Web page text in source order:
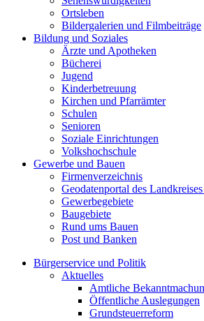
Ortsleben
Bildergalerien und Filmbeiträge
Bildung und Soziales
Ärzte und Apotheken
Bücherei
Jugend
Kinderbetreuung
Kirchen und Pfarrämter
Schulen
Senioren
Soziale Einrichtungen
Volkshochschule
Gewerbe und Bauen
Firmenverzeichnis
Geodatenportal des
Gewerbegebiete
Baugebiete
Rund ums Bauen
Post und Banken
Bürgerservice und Politik
Aktuelles
Amtliche
Öffentliche Auslegungen
Grundsteuerreform